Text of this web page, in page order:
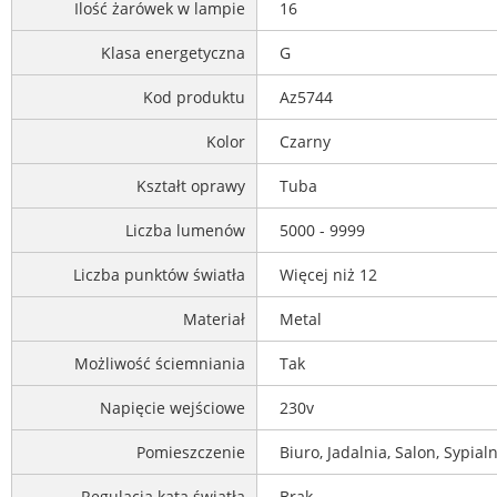
Ilość żarówek w lampie 16
Klasa energetyczna G
Kod produktu Az5744
Kolor Czarny
Kształt oprawy Tuba
Liczba lumenów 5000 - 9999
Liczba punktów światła Więcej niż 12
Materiał Metal
Możliwość ściemniania Tak
Napięcie wejściowe 230v
Pomieszczenie Biuro, Jadalnia, Salon,